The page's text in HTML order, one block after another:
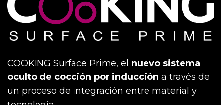
COOKING Surface Prime, el nuevo sistema
oculto de cocción por inducción a través de
un proceso de integración entre material y